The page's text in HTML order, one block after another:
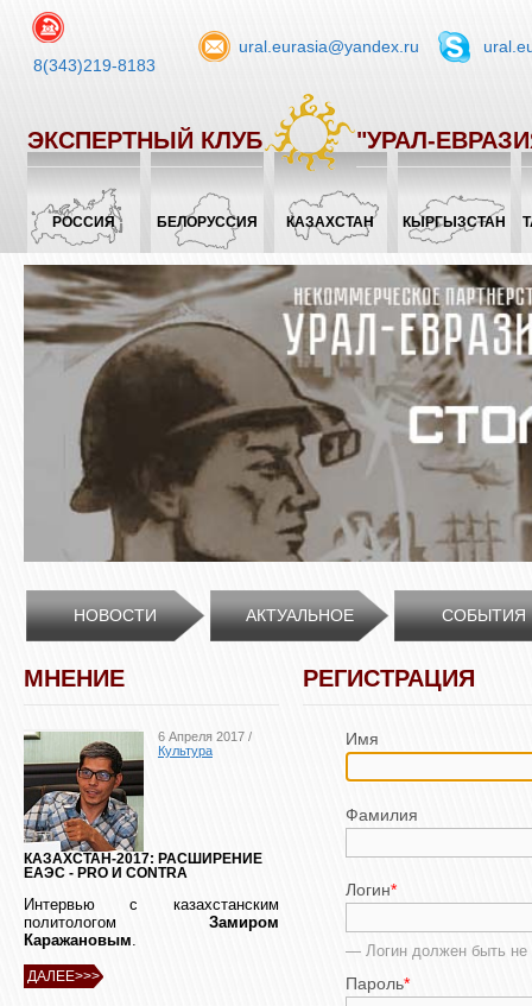
8(343)219-8183
ural.eurasia@yandex.ru
ЭКСПЕРТНЫЙ КЛУБ "УРАЛ-
РОССИЯ БЕЛОРУССИЯ КАЗАХСТАН КЫРГЫЗСТАН
НОВОСТИ АКТУАЛЬНОЕ СОБЫТИЯ
МНЕНИЕ
6 Апреля 2017 /
Культура
КАЗАХСТАН-2017: РАСШИРЕНИЕ
ЕАЭС - PRO И CONTRA
Интервью с казахстанским
политологом Замиром
Каражановым.
ДАЛЕЕ>>>
РЕГИСТРАЦИЯ
Имя
Фамилия
Логин*
— Логин должен быть не
Пароль*